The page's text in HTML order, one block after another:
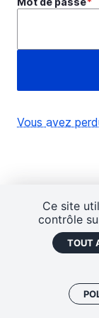
Ce site
contrôle
TOUT
Vous avez